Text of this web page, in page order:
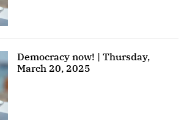
Democracy now! | Thursday,
March 20, 2025